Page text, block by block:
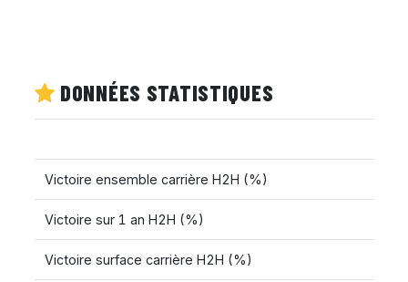
DONNÉES STATISTIQUES
Victoire ensemble carrière H2H (%)
Victoire sur 1 an H2H (%)
Victoire surface carrière H2H (%)